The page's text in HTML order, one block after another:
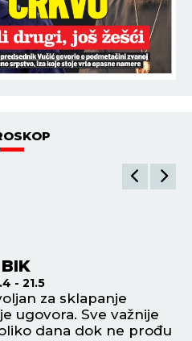
BIK
- 21.5
za sklapanje
ugovora. Sve važnije
dana dok ne prođu